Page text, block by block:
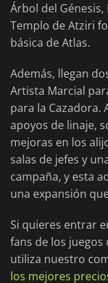
Árbol del Génesis,
Templo de Atziri
básica de Atlas.
Además, llegan
Artista Marcial
para la Cazadora.
apoyos de linaje,
mejoras en los
salas de jefes y
campaña, y esta
una expansión
Si quieres entrar
fans de los
utiliza nuestro
los mejores